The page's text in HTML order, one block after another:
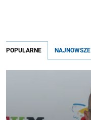
POPULARNE NAJNOWSZE